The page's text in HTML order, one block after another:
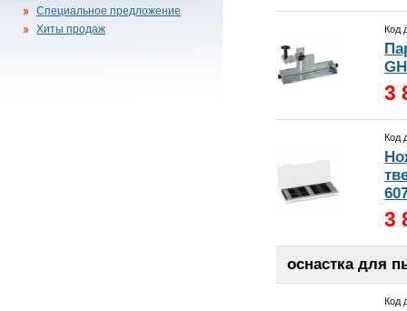
Специальное предложение
Хиты продаж
Код
3
Код
3
оснастка для
Код